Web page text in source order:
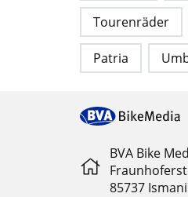
Tourenräder
Patria
BVA Bike
85737